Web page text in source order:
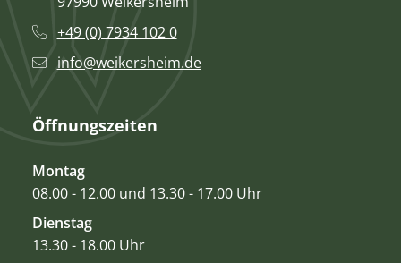
+49 (0) 7934 102 0
info@weikersheim.de
Öffnungszeiten
Montag
08.00 - 12.00 und 13.30 - 17.00 Uhr
Dienstag
13.30 - 18.00 Uhr